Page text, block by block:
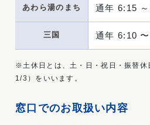
あわら湯のまち 通年 6:15
三国 通年 6:10
※土休日とは、土・日・祝日・振替
1/3）をいいます。
窓口でのお取扱い内容